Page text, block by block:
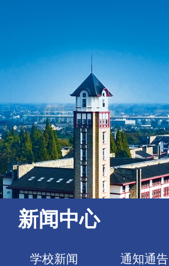
新闻中心
学校新闻
通知通告